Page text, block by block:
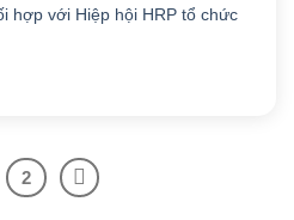
hợp với Hiệp hội HRP tổ chức
2